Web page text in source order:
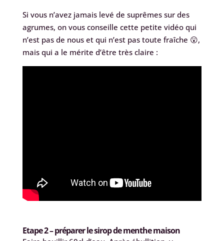
Si vous n’avez jamais levé de suprêmes sur des
agrumes, on vous conseille cette petite vidéo qui
n’est pas de nous et qui n’est pas toute fraîche 😮,
mais qui a le mérite d’être très claire :
Etape 2 – préparer le sirop de menthe maison